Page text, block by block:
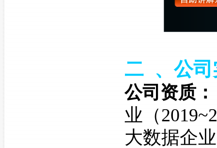
二 、公司
公司资质：
业（
大数据企